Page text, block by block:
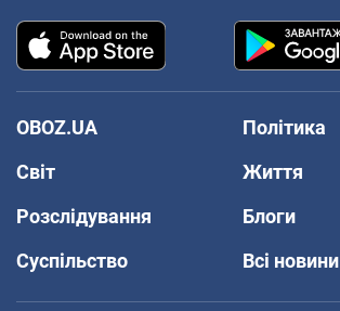
OBOZ.UA
Політика
Світ
Життя
Розслідування
Блоги
Суспільство
Всі новини